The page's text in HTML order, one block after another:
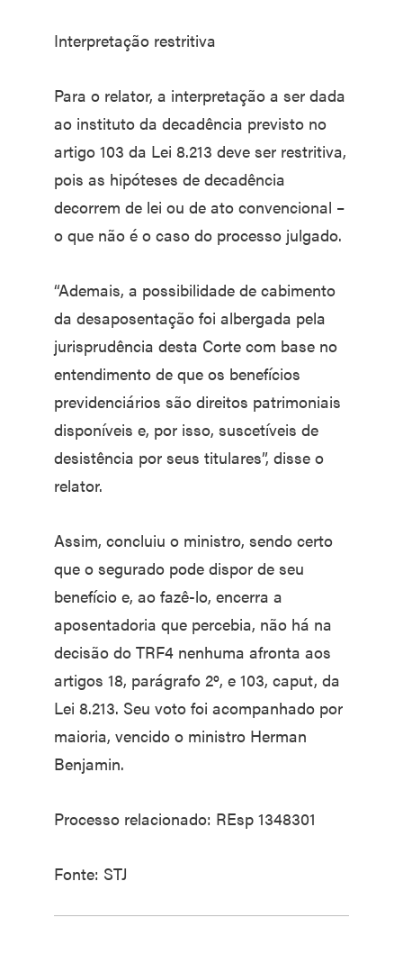
Interpretação restritiva
Para o relator, a interpretação a ser dada
ao instituto da decadência previsto no
artigo 103 da Lei 8.213 deve ser restritiva,
pois as hipóteses de decadência
decorrem de lei ou de ato convencional –
o que não é o caso do processo julgado.
“Ademais, a possibilidade de cabimento
da desaposentação foi albergada pela
jurisprudência desta Corte com base no
entendimento de que os benefícios
previdenciários são direitos patrimoniais
disponíveis e, por isso, suscetíveis de
desistência por seus titulares”, disse o
relator.
Assim, concluiu o ministro, sendo certo
que o segurado pode dispor de seu
benefício e, ao fazê-lo, encerra a
aposentadoria que percebia, não há na
decisão do TRF4 nenhuma afronta aos
artigos 18, parágrafo 2º, e 103, caput, da
Lei 8.213. Seu voto foi acompanhado por
maioria, vencido o ministro Herman
Benjamin.
Processo relacionado: REsp 1348301
Fonte: STJ